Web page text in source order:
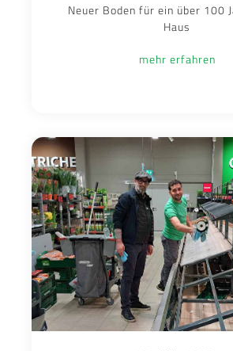
Neuer Boden für ein über 100
Haus
mehr erfahren